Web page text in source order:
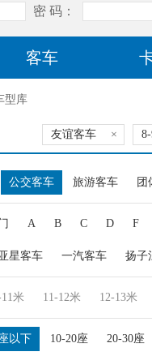
客车
型库
友谊客车 ×
公交客车 旅游客车 团
A B C D F
星客车 一汽客车 扬子
米 11-12米 12-13米
以下 10-20座 20-30座